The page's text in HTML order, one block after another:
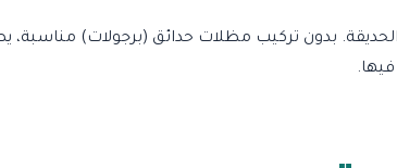
بدون تركيب مظلات حدائق (برجولات) مناسبة،